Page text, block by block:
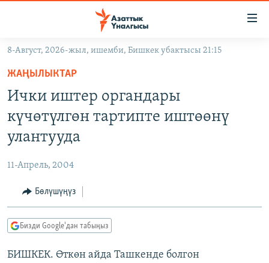
Навигацияга
өтүңүз
Издөөгө
салыңыз
МАДАНИЯТ
УКРАИНА
ТВ ПРОГРАММАЛАР
БҮГҮН АЗАТТЫКТА
ДАНИСТЕ
ПОДКАСТ
8-Август, 2026-жыл, ишемби, Бишкек убактысы 21:15
ЖАҢЫЛЫКТАР
Ички иштер органдары
күчөтүлгөн тартипте иштөөнү
улантууда
11-Апрель, 2004
Бөлүшүңүз
Бизди Google'дан табыңыз
БИШКЕК. Өткөн айда Ташкенде болгон